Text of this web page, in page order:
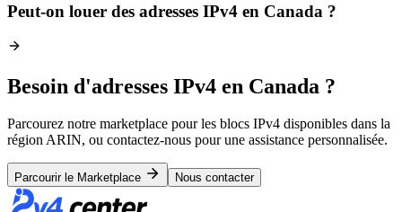
Peut-on louer des adresses IPv4 en Canada ?
Besoin d'adresses IPv4 en Canada ?
Parcourez notre marketplace pour les blocs IPv4 disponibles dans la
région ARIN, ou contactez-nous pour une assistance personnalisée.
Parcourir le Marketplace Nous contacter